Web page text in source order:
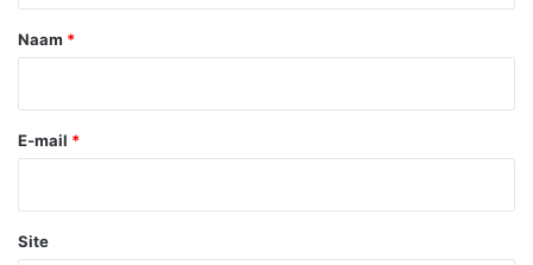
*
Naam *
E-mail *
Site